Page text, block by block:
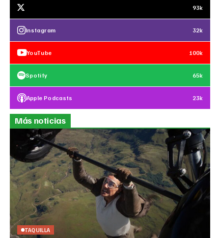
93k
Instagram 32k
YouTube 100k
Spotify 65k
Apple Podcasts 23k
Más noticias
TAQUILLA